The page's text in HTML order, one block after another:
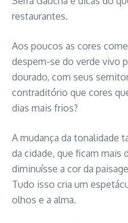
restaurantes.
Aos poucos as cores
despem-se do verde vivo
dourado, com seus
contraditório que cores
dias mais frios?
A mudança da tonalidade
da cidade, que ficam mais
diminuísse a cor da
Tudo isso cria um
olhos e a alma.